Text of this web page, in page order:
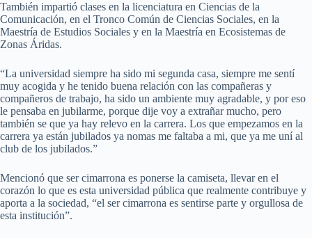
También impartió clases en la licenciatura en Ciencias de la
Comunicación, en el Tronco Común de Ciencias Sociales, en la
Maestría de Estudios Sociales y en la Maestría en Ecosistemas de
Zonas Áridas.
“La universidad siempre ha sido mi segunda casa, siempre me sentí
muy acogida y he tenido buena relación con las compañeras y
compañeros de trabajo, ha sido un ambiente muy agradable, y por eso
le pensaba en jubilarme, porque dije voy a extrañar mucho, pero
también se que ya hay relevo en la carrera. Los que empezamos en la
carrera ya están jubilados ya nomas me faltaba a mi, que ya me uní al
club de los jubilados.”
Mencionó que ser cimarrona es ponerse la camiseta, llevar en el
corazón lo que es esta universidad pública que realmente contribuye y
aporta a la sociedad, “el ser cimarrona es sentirse parte y orgullosa de
esta institución”.